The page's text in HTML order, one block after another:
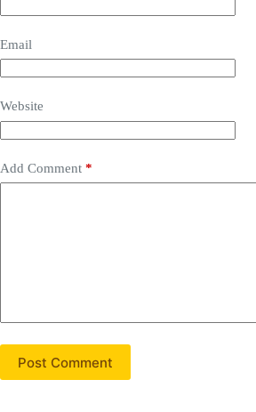
Email
Website
Add Comment *
Post Comment